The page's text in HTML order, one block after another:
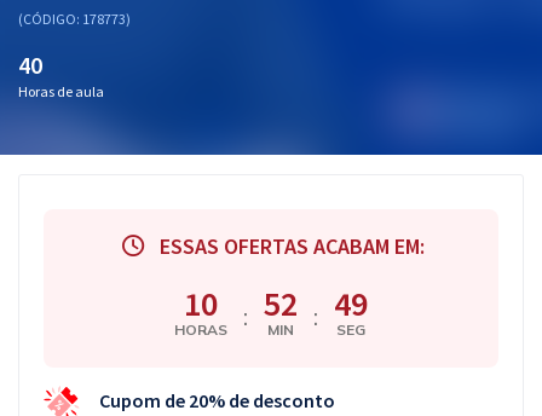
(CÓDIGO: 178773)
40
Horas de aula
ESSAS OFERTAS ACABAM EM:
10
HORAS : 52
MIN : 48
SEG
Cupom de 20% de desconto